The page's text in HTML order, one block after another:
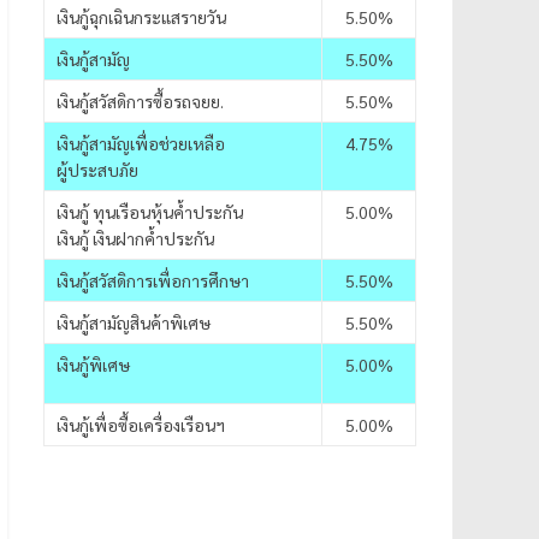
เงินกู้ฉุกเฉินกระแสรายวัน
5.50%
เงินกู้สามัญ
5.50%
เงินกู้สวัสดิการซื้อรถจยย.
5.50%
เงินกู้สามัญเพื่อช่วยเหลือ
ผู้ประสบภัย
4.75%
เงินกู้ ทุนเรือนหุ้นค้ำประกัน
เงินกู้ เงินฝากค้ำประกัน
5.00%
เงินกู้สวัสดิการเพื่อการศึกษา
5.50%
เงินกู้สามัญสินค้าพิเศษ
5.50%
เงินกู้พิเศษ
5.00%
เงินกู้เพื่อซื้อเครื่องเรือนฯ 5.00%